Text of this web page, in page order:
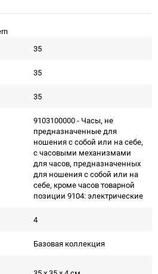
35
35
35
9103100000 - Часы, не
предназначенные для
ношения с собой или на себе,
с часовыми механизмами
для часов, предназначенных
для ношения с собой или на
себе, кроме часов товарной
позиции 9104: электрические
4
Базовая коллекция